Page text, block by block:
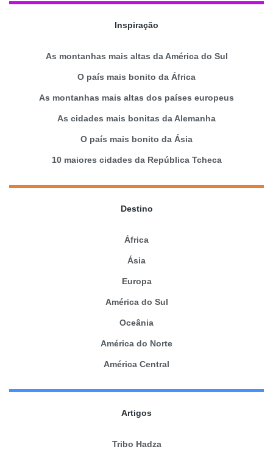
Inspiração
As montanhas mais altas da América do Sul
O país mais bonito da África
As montanhas mais altas dos países europeus
As cidades mais bonitas da Alemanha
O país mais bonito da Ásia
10 maiores cidades da República Tcheca
Destino
África
Ásia
Europa
América do Sul
Oceânia
América do Norte
América Central
Artigos
Tribo Hadza